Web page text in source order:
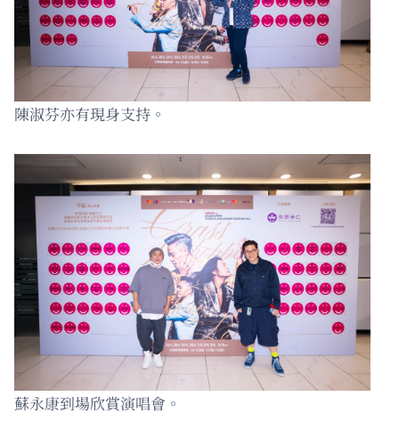
陳淑芬亦有現身支持。
蘇永康到場欣賞演唱會。